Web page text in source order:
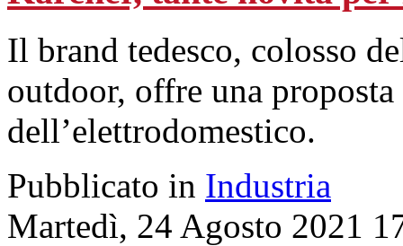
Il brand tedesco, colosso
outdoor, offre una
dell’elettrodomestico.
Pubblicato in Industria
Martedì, 24 Agosto 2021